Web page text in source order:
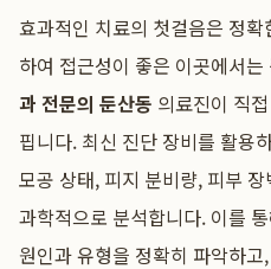
효과적인 치료의 첫걸음은 정
하여 접근성이 좋은 이곳에서
과 전문의 둔산동 의료진이 직
핍니다. 최신 진단 장비를 활용
모공 상태, 피지 분비량, 피부
과학적으로 분석합니다. 이를
원인과 유형을 정확히 파악하